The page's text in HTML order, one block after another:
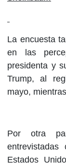
La encuesta
en las
presidenta y
Trump, al
mayo,
Por otra
Estados